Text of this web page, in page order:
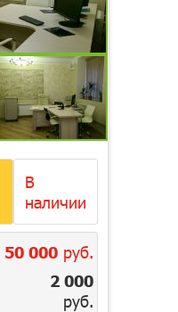
В
наличии
50 000руб.
2 000
руб.